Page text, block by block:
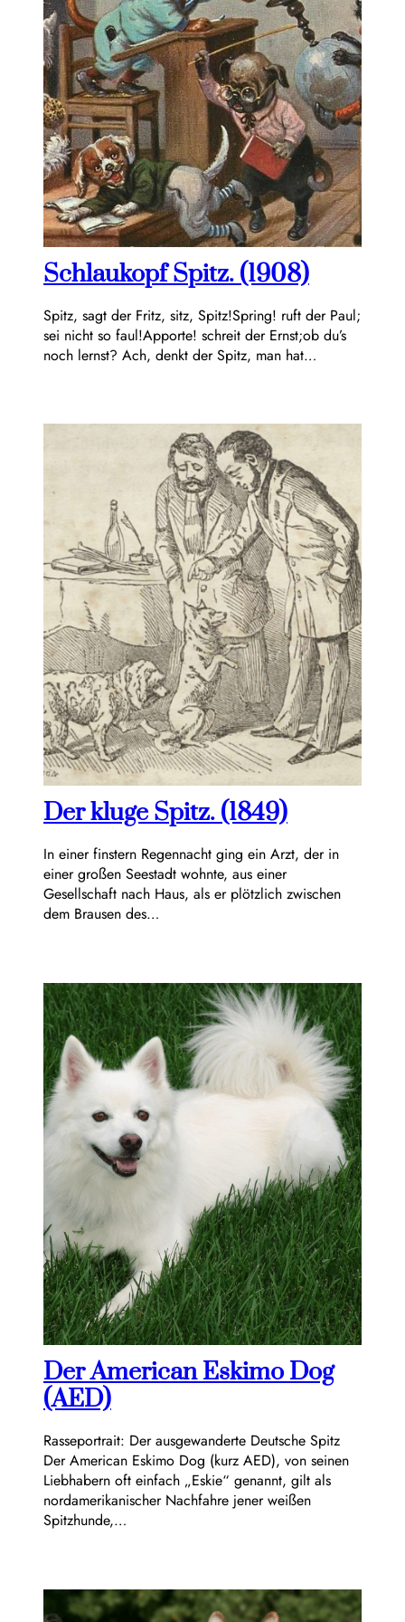
Schlaukopf Spitz. (1908)
Spitz, sagt der Fritz, sitz, Spitz!Spring! ruft der Paul;
sei nicht so faul!Apporte! schreit der Ernst;ob du’s
noch lernst? Ach, denkt der Spitz, man hat…
Der kluge Spitz. (1849)
In einer finstern Regennacht ging ein Arzt, der in
einer großen Seestadt wohnte, aus einer
Gesellschaft nach Haus, als er plötzlich zwischen
dem Brausen des…
Der American Eskimo Dog
(AED)
Rasseportrait: Der ausgewanderte Deutsche Spitz
Der American Eskimo Dog (kurz AED), von seinen
Liebhabern oft einfach „Eskie“ genannt, gilt als
nordamerikanischer Nachfahre jener weißen
Spitzhunde,…